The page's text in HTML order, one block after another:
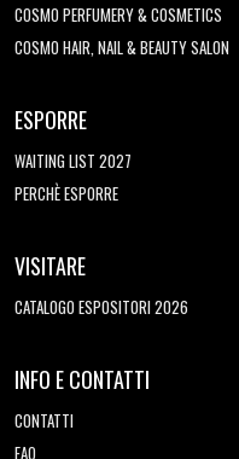
COSMO PERFUMERY & COSMETICS
COSMO HAIR, NAIL & BEAUTY SALON
ESPORRE
WAITING LIST 2027
PERCHÈ ESPORRE
VISITARE
CATALOGO ESPOSITORI 2026
INFO E CONTATTI
CONTATTI
FAQ